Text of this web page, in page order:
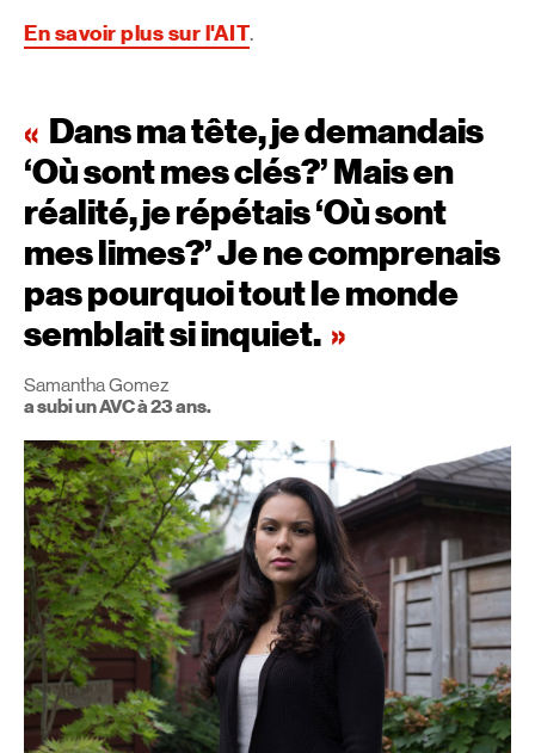
En savoir plus sur l'AIT.
Dans ma tête, je demandais
‘Où sont mes clés?’ Mais en
réalité, je répétais ‘Où sont
mes limes?’ Je ne comprenais
pas pourquoi tout le monde
semblait si inquiet.
Samantha Gomez
a subi un AVC à 23 ans.